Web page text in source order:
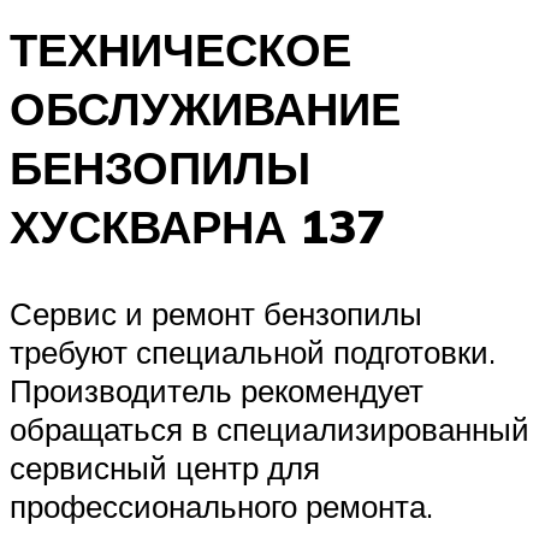
ТЕХНИЧЕСКОЕ
ОБСЛУЖИВАНИЕ
БЕНЗОПИЛЫ
ХУСКВАРНА 137
Сервис и ремонт бензопилы
требуют специальной подготовки.
Производитель рекомендует
обращаться в специализированный
сервисный центр для
профессионального ремонта.